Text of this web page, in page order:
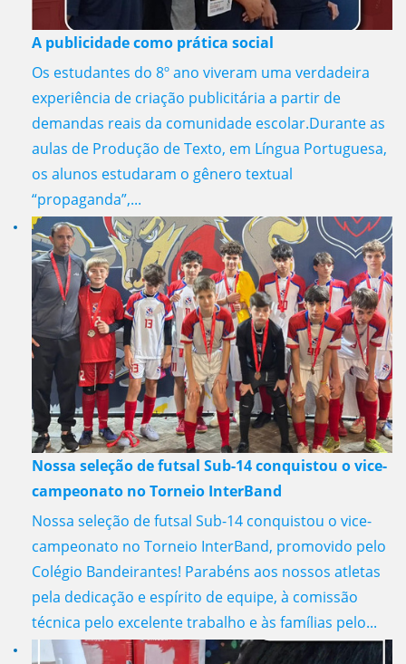
A publicidade como prática social
Os estudantes do 8º ano viveram uma verdadeira
experiência de criação publicitária a partir de
demandas reais da comunidade escolar.Durante as
aulas de Produção de Texto, em Língua Portuguesa,
os alunos estudaram o gênero textual
“propaganda”,...
Nossa seleção de futsal Sub-14 conquistou o vice-
campeonato no Torneio InterBand
Nossa seleção de futsal Sub-14 conquistou o vice-
campeonato no Torneio InterBand, promovido pelo
Colégio Bandeirantes! Parabéns aos nossos atletas
pela dedicação e espírito de equipe, à comissão
técnica pelo excelente trabalho e às famílias pelo...